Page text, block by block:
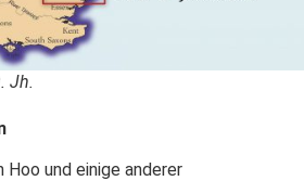
Jh.
und einige anderer